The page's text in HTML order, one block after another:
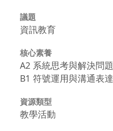
議題
資訊教育
核心素養
A2 系統思考與解決問題
B1 符號運用與溝通表達
資源類型
教學活動